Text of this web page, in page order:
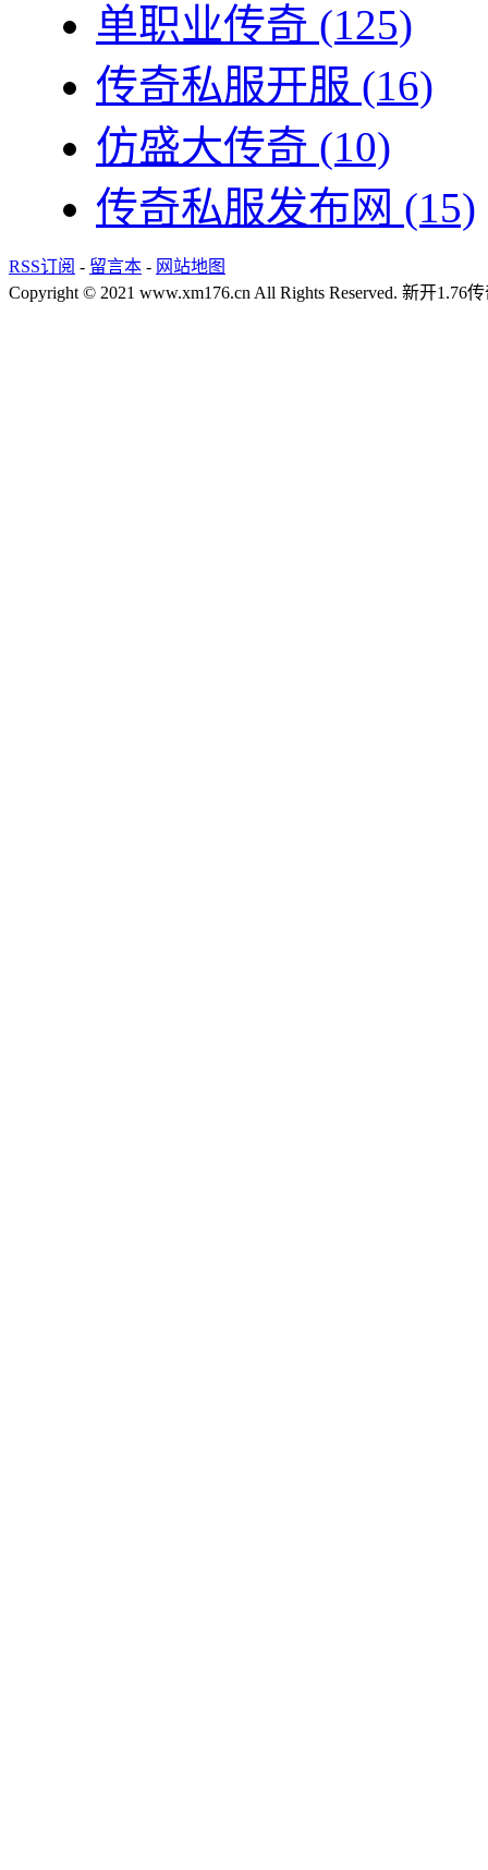
单职业传奇 (125)
传奇私服开服 (16)
仿盛大传奇 (10)
传奇私服发布网 (15)
RSS订阅 - 留言本 - 网站地图
Copyright © 2021 www.xm176.cn All Rights Reserved. 新开1.76